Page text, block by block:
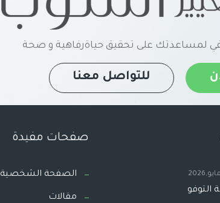
لمساعدتك على تحقيق حياةرفاهية و صحة
للتواصل معنا
التوفو
صفحات مفيدة
الصفحة الشخصية
مقالات